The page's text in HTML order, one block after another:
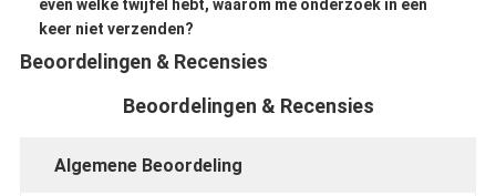
even welke twijfel hebt, waarom me onderzoek in een
keer niet verzenden?
Beoordelingen & Recensies
Beoordelingen & Recensies
Algemene Beoordeling